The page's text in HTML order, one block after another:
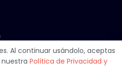
Al continuar usándolo, aceptas
nuestra Política de Privacidad y